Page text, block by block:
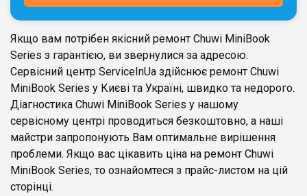
Дарниця
м. Київ, Комфорт Таун, вул.
Березнева, 16, корпус 3
Якщо вам потрібен якісний ремонт Chuwi MiniBook
Series з гарантією, ви звернулися за адресою.
Сервісний центр ServiceInUa здійснює ремонт Chuwi
MiniBook Series у Києві та Україні, швидко та недорого.
Діагностика Chuwi MiniBook Series у нашому
сервісному центрі проводиться безкоштовно, а наші
майстри запропонують Вам оптимальне вирішення
проблеми. Якщо вас цікавить ціна на ремонт Chuwi
MiniBook Series, то ознайомтеся з прайс-листом на цій
сторінці.